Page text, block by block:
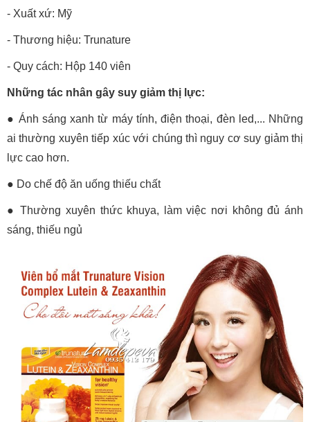
- Xuất xứ: Mỹ
- Thương hiệu: Trunature
- Quy cách: Hộp 140 viên
Những tác nhân gây suy giảm thị lực:
● Ánh sáng xanh từ máy tính, điện thoại, đèn led,... Những
ai thường xuyên tiếp xúc với chúng thì nguy cơ suy giảm thị
lực cao hơn.
● Do chế độ ăn uống thiếu chất
● Thường xuyên thức khuya, làm việc nơi không đủ ánh
sáng, thiếu ngủ